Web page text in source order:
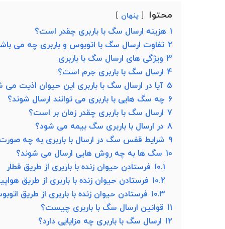
محتوا پنهان
1 هزینه ارسال سگ با باربری چقدر است؟
2 تفاوت ارسال سگ با اتوبوس و باربری چه می
3 ویژگی های ارسال سگ با باربری
4 ارسال سگ با باربری جرم است؟
5 آیا در ارسال سگ با باربری این حیوان اذیت می
6 چه سگ هایی با باربری می توانند ارسال شوند؟
7 ارسال سگ با باربری چقدر زمان بر است؟
8 در ارسال با باربری سگ بیمه می شود؟
9 شرایط قفس سگ در ارسال با باربری به چه
10 سگ ها به چه روش هایی ارسال می شوند؟
10.1 فرستادن حیوان زنده با باربری از طریق قطار
10.2 فرستادن حیوان زنده با باربری از طریق
10.3 فرستادن حیوان زنده با باربری از طریق
11 قوانین ارسال سگ با باربری چیست؟
12 ارسال سگ با باربری چه مزایایی دارد؟